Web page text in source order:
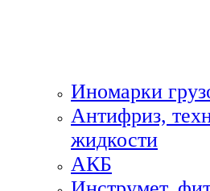
Иномарки
Антифриз,
жидкости
АКБ